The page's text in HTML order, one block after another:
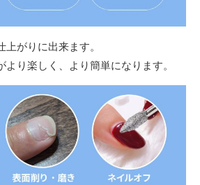
がりに出来ます。
り楽しく、より簡単になります。